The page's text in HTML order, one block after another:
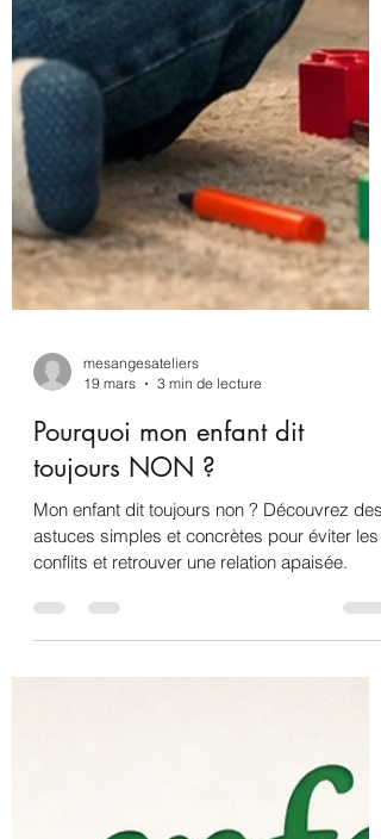
mesangesateliers
19 mars
3 min de lecture
Pourquoi mon enfant dit
toujours NON ?
astuces simples et concrètes pour éviter les